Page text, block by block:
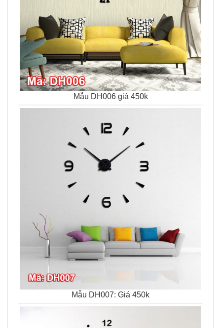
Mẫu DH006 giá 450k
Mẫu DH007: Giá 450k